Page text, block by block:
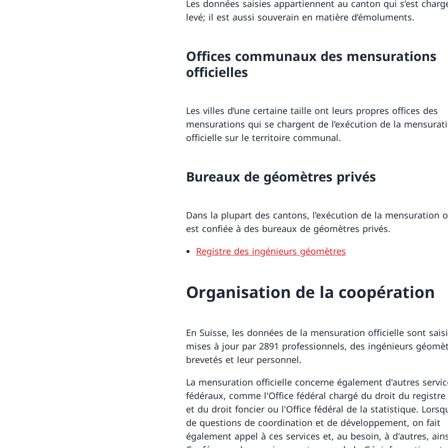
Les données saisies appartiennent au canton qui s’est
levé; il est aussi souverain en matière d’émoluments.
Offices communaux des mensurations
officielles
Les villes d’une certaine taille ont leurs propres offices des
mensurations qui se chargent de l’exécution de la
officielle sur le territoire communal.
Bureaux de géomètres privés
Dans la plupart des cantons, l’exécution de la mensuration
est confiée à des bureaux de géomètres privés.
Registre des ingénieurs géomètres
Organisation de la coopération
En Suisse, les données de la mensuration officielle sont
mises à jour par 2891 professionnels, des ingénieurs
brevetés et leur personnel.
La mensuration officielle concerne également d'autres
fédéraux, comme l'Office fédéral chargé du droit du
et du droit foncier ou l'Office fédéral de la statistique.
de questions de coordination et de développement, on fait
également appel à ces services et, au besoin, à d'autres,